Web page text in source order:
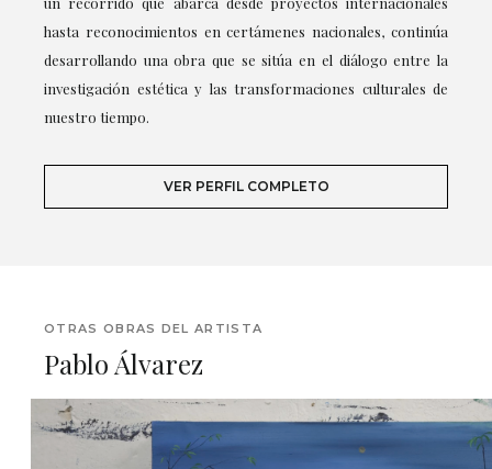
hasta reconocimientos en certámenes nacionales, continúa
desarrollando una obra que se sitúa en el diálogo entre la
investigación estética y las transformaciones culturales de
nuestro tiempo.
VER PERFIL COMPLETO
OTRAS OBRAS DEL ARTISTA
Pablo Álvarez